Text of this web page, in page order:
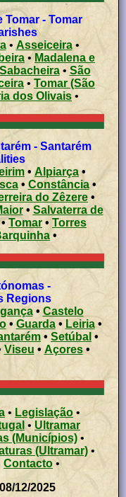
Tomar - Tomar
• Asseiceira•
• Madalena e
Sabacheira• São
•Tomar (São
dos Olivais •
- Santarém
• Alpiarça•
• Constância•
Ferreira do Zêzere •
Maior• Salvaterra de
Tomar • Torres
Barquinha •
Regions
• Castelo
• Guarda•Leiria•
• Setúbal •
Viseu • Açores •
• Legislação •
• Ultramar
(Municípios)•
(Ultramar) •
Contacto•
12/2025